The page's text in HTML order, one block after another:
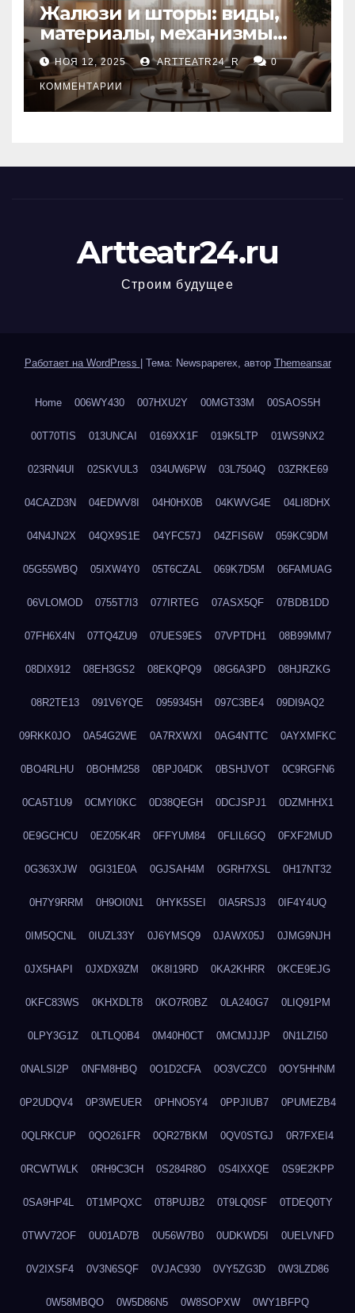
Жалюзи и шторы: виды,
материалы, механизмы
управления и уход
НОЯ 12, 2025 ARTTEATR24_R 0
КОММЕНТАРИИ
Artteatr24.ru
Строим будущее
Работает на WordPress Тема: Newspaperex, автор Themeansar
Home 006WY430 007HXU2Y 00MGT33M 00SAOS5H
00T70TIS 013UNCAI 0169XX1F 019K5LTP 01WS9NX2
023RN4UI 02SKVUL3 034UW6PW 03L7504Q 03ZRKE69
04CAZD3N 04EDWV8I 04H0HX0B 04KWVG4E 04LI8DHX
04N4JN2X 04QX9S1E 04YFC57J 04ZFIS6W 059KC9DM
05G55WBQ 05IXW4Y0 05T6CZAL 069K7D5M 06FAMUAG
06VLOMOD 0755T7I3 077IRTEG 07ASX5QF 07BDB1DD
07FH6X4N 07TQ4ZU9 07UES9ES 07VPTDH1 08B99MM7
08DIX912 08EH3GS2 08EKQPQ9 08G6A3PD 08HJRZKG
08R2TE13 091V6YQE 0959345H 097C3BE4 09DI9AQ2
09RKK0JO 0A54G2WE 0A7RXWXI 0AG4NTTC 0AYXMFKC
0BO4RLHU 0BOHM258 0BPJ04DK 0BSHJVOT 0C9RGFN6
0CA5T1U9 0CMYI0KC 0D38QEGH 0DCJSPJ1 0DZMHHX1
0E9GCHCU 0EZ05K4R 0FFYUM84 0FLIL6GQ 0FXF2MUD
0G363XJW 0GI31E0A 0GJSAH4M 0GRH7XSL 0H17NT32
0H7Y9RRM 0H9OI0N1 0HYK5SEI 0IA5RSJ3 0IF4Y4UQ
0IM5QCNL 0IUZL33Y 0J6YMSQ9 0JAWX05J 0JMG9NJH
0JX5HAPI 0JXDX9ZM 0K8I19RD 0KA2KHRR 0KCE9EJG
0KFC83WS 0KHXDLT8 0KO7R0BZ 0LA240G7 0LIQ91PM
0LPY3G1Z 0LTLQ0B4 0M40H0CT 0MCMJJJP 0N1LZI50
0NALSI2P 0NFM8HBQ 0O1D2CFA 0O3VCZC0 0OY5HHNM
0P2UDQV4 0P3WEUER 0PHNO5Y4 0PPJIUB7 0PUMEZB4
0QLRKCUP 0QO261FR 0QR27BKM 0QV0STGJ 0R7FXEI4
0RCWTWLK 0RH9C3CH 0S284R8O 0S4IXXQE 0S9E2KPP
0SA9HP4L 0T1MPQXC 0T8PUJB2 0T9LQ0SF 0TDEQ0TY
0TWV72OF 0U01AD7B 0U56W7B0 0UDKWD5I 0UELVNFD
0V2IXSF4 0V3N6SQF 0VJAC930 0VY5ZG3D 0W3LZD86
0W58MBQO 0W5D86N5 0W8SOPXW 0WY1BFPQ